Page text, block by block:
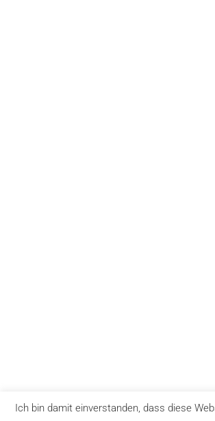
Ich bin damit einverstanden, dass diese